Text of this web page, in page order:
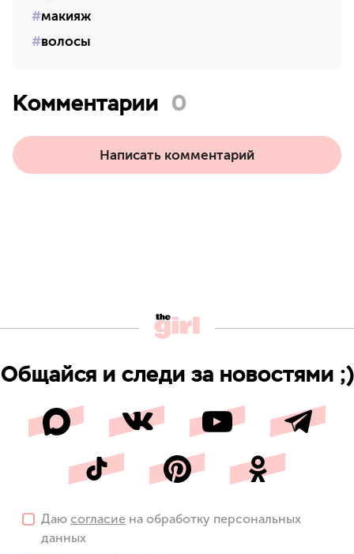
макияж
волосы
Комментарии 0
Написать комментарий
Общайся и следи за новостями ;)
Даю согласие на обработку персональных
данных